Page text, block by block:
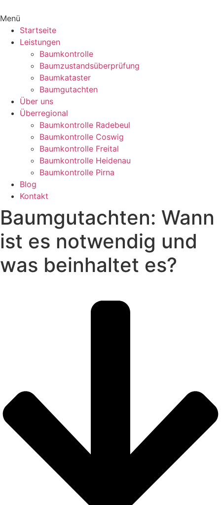
Menü
Startseite
Leistungen
Baumkontrolle
Baumzustandsüberprüfung
Baumkataster
Baumgutachten
Über uns
Überregional
Baumkontrolle Radebeul
Baumkontrolle Coswig
Baumkontrolle Freital
Baumkontrolle Heidenau
Baumkontrolle Pirna
Blog
Kontakt
Baumgutachten: Wann
ist es notwendig und
was beinhaltet es?